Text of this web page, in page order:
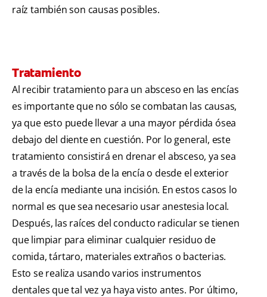
raíz también son causas posibles.
Tratamiento
Al recibir tratamiento para un absceso en las encías
es importante que no sólo se combatan las causas,
ya que esto puede llevar a una mayor pérdida ósea
debajo del diente en cuestión. Por lo general, este
tratamiento consistirá en drenar el absceso, ya sea
a través de la bolsa de la encía o desde el exterior
de la encía mediante una incisión. En estos casos lo
normal es que sea necesario usar anestesia local.
Después, las raíces del conducto radicular se tienen
que limpiar para eliminar cualquier residuo de
comida, tártaro, materiales extraños o bacterias.
Esto se realiza usando varios instrumentos
dentales que tal vez ya haya visto antes. Por último,